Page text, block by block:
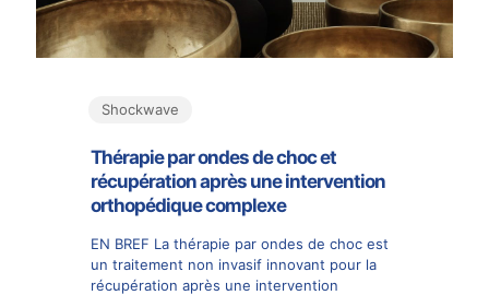
Shockwave
Thérapie par ondes de choc et
récupération après une intervention
orthopédique complexe
EN BREF La thérapie par ondes de choc est
un traitement non invasif innovant pour la
récupération après une intervention